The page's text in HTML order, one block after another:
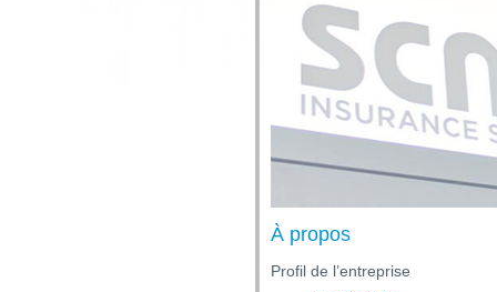
À propos
Profil de l’entreprise